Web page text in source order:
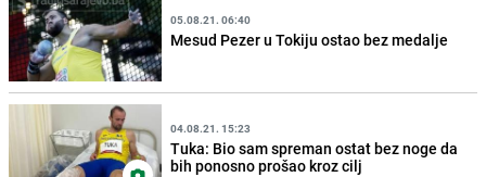
05.08.21. 06:40
Mesud Pezer u Tokiju ostao bez medalje
04.08.21. 15:23
Tuka: Bio sam spreman ostat bez noge da
bih ponosno prošao kroz cilj